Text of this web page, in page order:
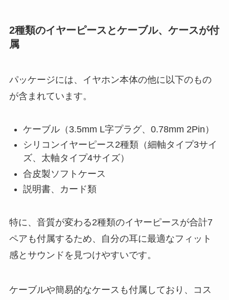
2種類のイヤーピースとケーブル、ケースが付
属
パッケージには、イヤホン本体の他に以下のもの
が含まれています。
ケーブル（3.5mm L字プラグ、0.78mm 2Pin）
シリコンイヤーピース2種類（細軸タイプ3サイ
ズ、太軸タイプ4サイズ）
合皮製ソフトケース
説明書、カード類
特に、音質が変わる2種類のイヤーピースが合計7
ペアも付属するため、自分の耳に最適なフィット
感とサウンドを見つけやすいです。
ケーブルや簡易的なケースも付属しており、コス